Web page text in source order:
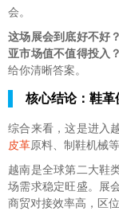
会。
这场展会到底好不好
亚市场值不值得投入？
给你清晰答案。
核心结论：鞋
综合来看，这是进入
皮革原料、制鞋机械
越南是全球第二大鞋
场需求稳定旺盛。展
商贸对接效率高，区